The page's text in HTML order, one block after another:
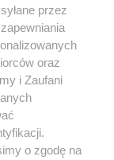
przez
oraz
i Zaufani
o zgodę na